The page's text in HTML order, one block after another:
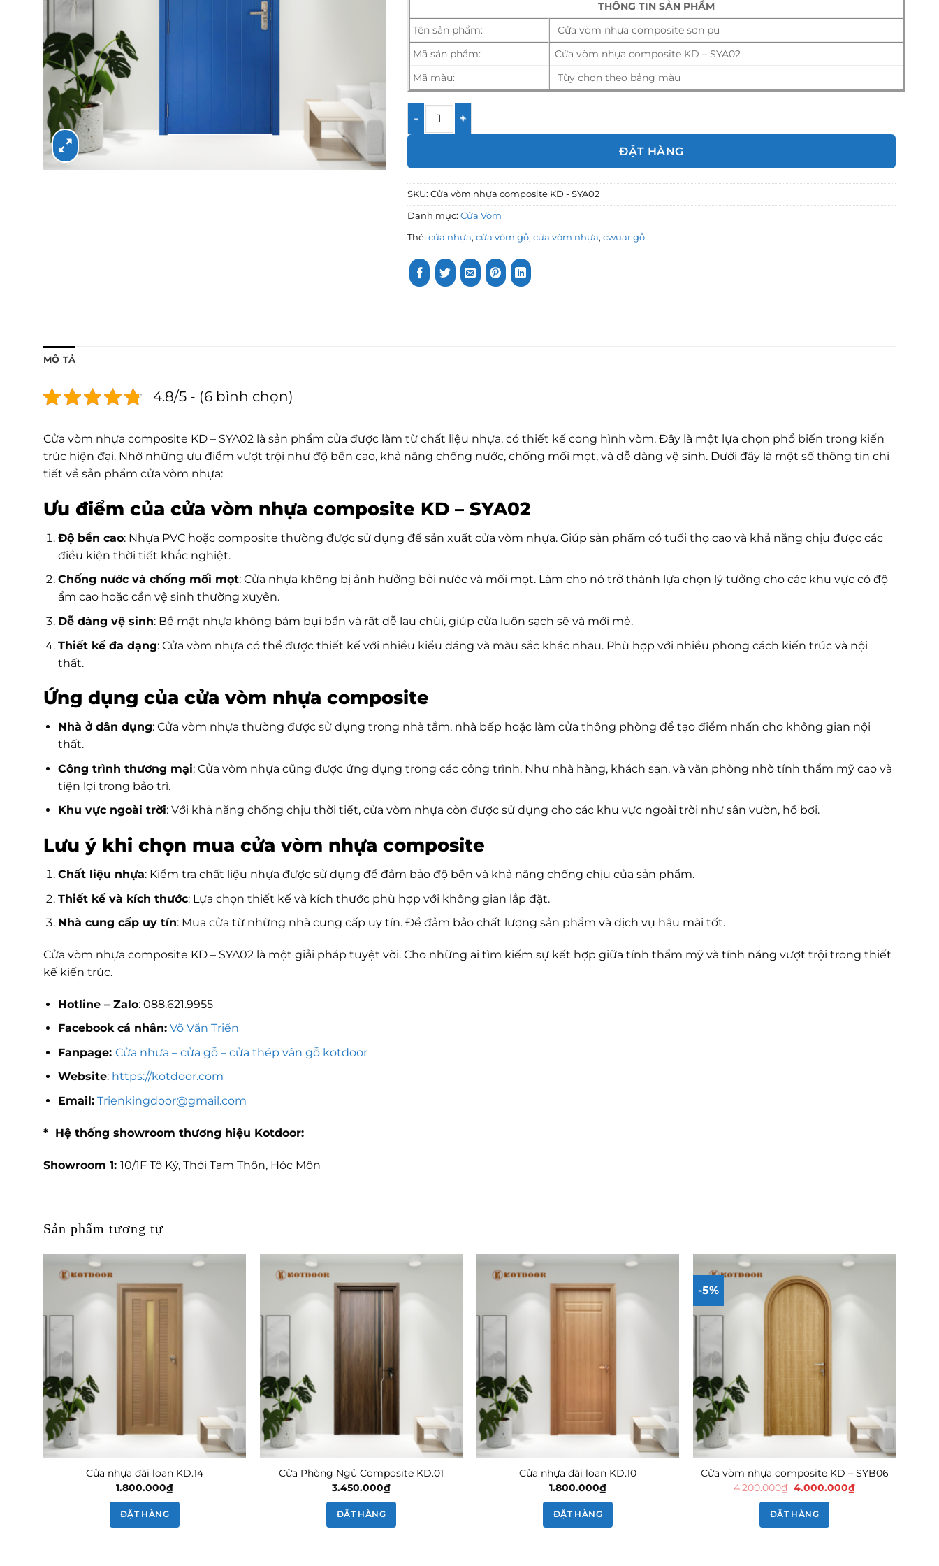
THÔNG TIN SẢN PHẨM
Tên sản phẩm:
Cửa vòm nhựa composite sơn pu
Mã sản phẩm:
Cửa vòm nhựa composite KD – SYA02
Mã màu:
Tùy chọn theo bảng màu
Cửa vòm nhựa composite KD - SYA02 số lượng
ĐẶT HÀNG
SKU: Cửa vòm nhựa composite KD - SYA02
Danh mục: Cửa Vòm
Thẻ: cửa nhựa, cửa vòm gỗ, cửa vòm nhựa, cwuar gỗ
MÔ TẢ
4.8/5 - (6 bình chọn)
Cửa vòm nhựa composite KD – SYA02 là sản phẩm cửa được làm từ chất liệu nhựa, có thiết kế cong hình vòm. Đây là một lựa chọn phổ biến trong kiến
trúc hiện đại. Nhờ những ưu điểm vượt trội như độ bền cao, khả năng chống nước, chống mối mọt, và dễ dàng vệ sinh. Dưới đây là một số thông tin chi
tiết về sản phẩm cửa vòm nhựa:
Ưu điểm của cửa vòm nhựa composite KD – SYA02
Độ bền cao: Nhựa PVC hoặc composite thường được sử dụng để sản xuất cửa vòm nhựa. Giúp sản phẩm có tuổi thọ cao và khả năng chịu được các
điều kiện thời tiết khắc nghiệt.
Chống nước và chống mối mọt: Cửa nhựa không bị ảnh hưởng bởi nước và mối mọt. Làm cho nó trở thành lựa chọn lý tưởng cho các khu vực có độ
ẩm cao hoặc cần vệ sinh thường xuyên.
Dễ dàng vệ sinh: Bề mặt nhựa không bám bụi bẩn và rất dễ lau chùi, giúp cửa luôn sạch sẽ và mới mẻ.
Thiết kế đa dạng: Cửa vòm nhựa có thể được thiết kế với nhiều kiểu dáng và màu sắc khác nhau. Phù hợp với nhiều phong cách kiến trúc và nội
thất.
Ứng dụng của cửa vòm nhựa composite
Nhà ở dân dụng: Cửa vòm nhựa thường được sử dụng trong nhà tắm, nhà bếp hoặc làm cửa thông phòng để tạo điểm nhấn cho không gian nội
thất.
Công trình thương mại: Cửa vòm nhựa cũng được ứng dụng trong các công trình. Như nhà hàng, khách sạn, và văn phòng nhờ tính thẩm mỹ cao và
tiện lợi trong bảo trì.
Khu vực ngoài trời: Với khả năng chống chịu thời tiết, cửa vòm nhựa còn được sử dụng cho các khu vực ngoài trời như sân vườn, hồ bơi.
Lưu ý khi chọn mua cửa vòm nhựa composite
Chất liệu nhựa: Kiểm tra chất liệu nhựa được sử dụng để đảm bảo độ bền và khả năng chống chịu của sản phẩm.
Thiết kế và kích thước: Lựa chọn thiết kế và kích thước phù hợp với không gian lắp đặt.
Nhà cung cấp uy tín: Mua cửa từ những nhà cung cấp uy tín. Để đảm bảo chất lượng sản phẩm và dịch vụ hậu mãi tốt.
Cửa vòm nhựa composite KD – SYA02 là một giải pháp tuyệt vời. Cho những ai tìm kiếm sự kết hợp giữa tính thẩm mỹ và tính năng vượt trội trong thiết
kế kiến trúc.
Hotline – Zalo: 088.621.9955
Facebook cá nhân: Võ Văn Triển
Fanpage: Cửa nhựa – cửa gỗ – cửa thép vân gỗ kotdoor
Website: https://kotdoor.com
Email: Trienkingdoor@gmail.com
* Hệ thống showroom thương hiệu Kotdoor:
Showroom 1: 10/1F Tô Ký, Thới Tam Thôn, Hóc Môn
Sản phẩm tương tự
Cửa nhựa đài loan KD.14
1.800.000₫
ĐẶT HÀNG
Cửa Phòng Ngủ Composite KD.01
3.450.000₫
ĐẶT HÀNG
Cửa nhựa đài loan KD.10
1.800.000₫
ĐẶT HÀNG
-5%
Cửa vòm nhựa composite KD – SYB06
4.200.000₫ Giá
là:
4.200.000₫.
4.000.000₫Giá
hiện
ĐẶT HÀNG